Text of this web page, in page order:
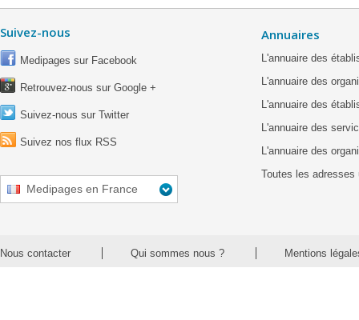
Suivez-nous
Medipages sur Facebook
Retrouvez-nous sur Google +
Suivez-nous sur Twitter
Suivez nos flux RSS
Medipages en France
Annuaires
L'annuaire des
L'annuaire des
L'annuaire des
L'annuaire des
L'annuaire des
Toutes les adresses
Nous contacter Qui sommes nous ? Mentions